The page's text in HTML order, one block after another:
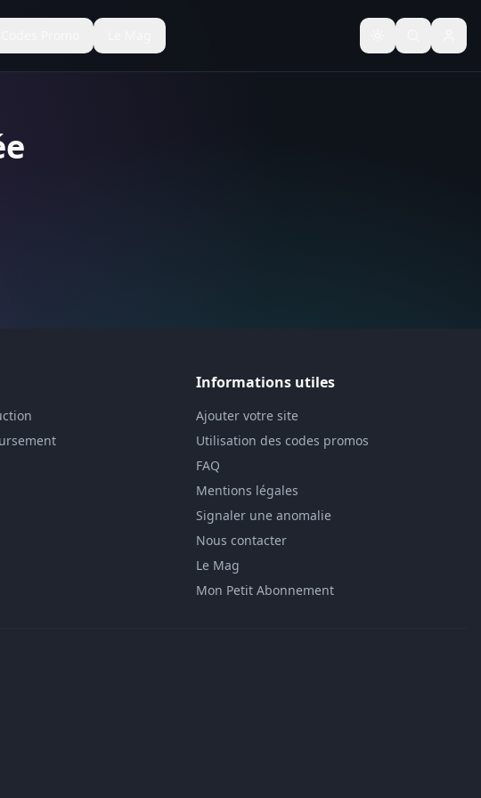
Basculer le
Informations utiles
Ajouter votre site
Utilisation des codes promos
FAQ
Mentions légales
Signaler une anomalie
Nous contacter
Le Mag
Mon Petit Abonnement